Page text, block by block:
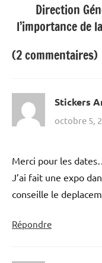
Direction
l’importance de
(2 commentaires)
Stickers
octobre 5,
Merci pour les
J’ai fait une expo
conseille le
Répondre